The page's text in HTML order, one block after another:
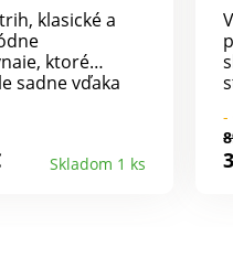
klasické a
ktoré
sadne vďaka
Pás so 6
Zapínanie na
Vpredu 2
Skladom 1 ks
-